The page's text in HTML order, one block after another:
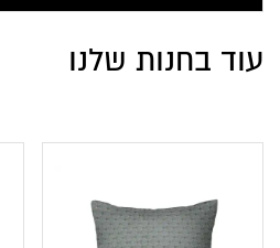
עוד בחנות שלנו